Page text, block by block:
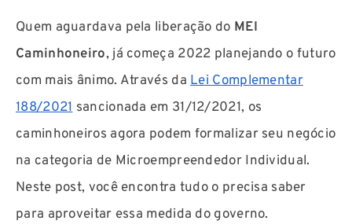
Quem aguardava pela liberação do MEI
Caminhoneiro, já começa 2022 planejando o futuro
com mais ânimo. Através daLei Complementar
188/2021sancionada em 31/12/2021, os
caminhoneiros agora podem formalizar seu negócio
na categoria de Microempreendedor Individual.
Neste post, você encontra tudo o precisa saber
para aproveitar essa medida do governo.